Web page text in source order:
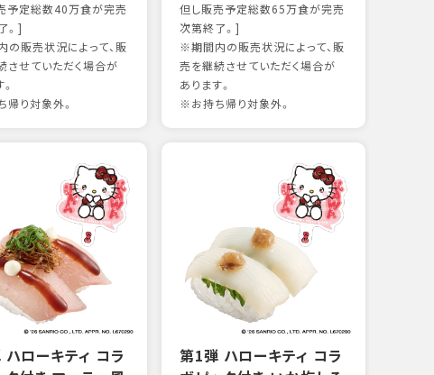
予定総数40万食が完売
。]
販売状況によって、販
させていただく場合が
り対象外。
但し販売予定総数65万食が完売
次第終了。]
※期間内の販売状況によって、販
売を継続させていただく場合が
あります。
※お持ち帰り対象外。
ローキティ コラ
第1弾 ハローキティ コラ